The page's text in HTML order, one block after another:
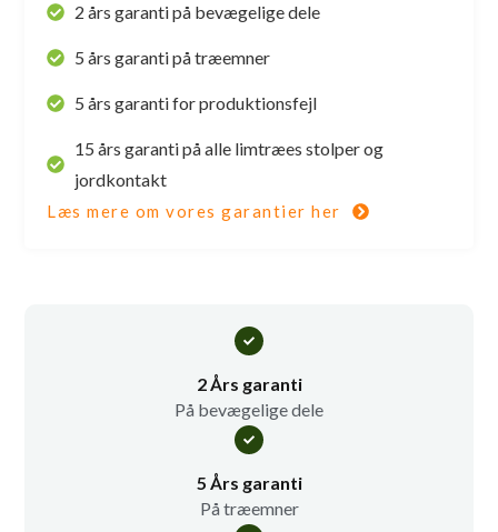
2 års garanti på bevægelige dele
5 års garanti på træemner
5 års garanti for produktionsfejl
15 års garanti på alle limtræes stolper og
jordkontakt
Læs mere om vores garantier her
2 Års garanti
På bevægelige dele
5 Års garanti
På træemner